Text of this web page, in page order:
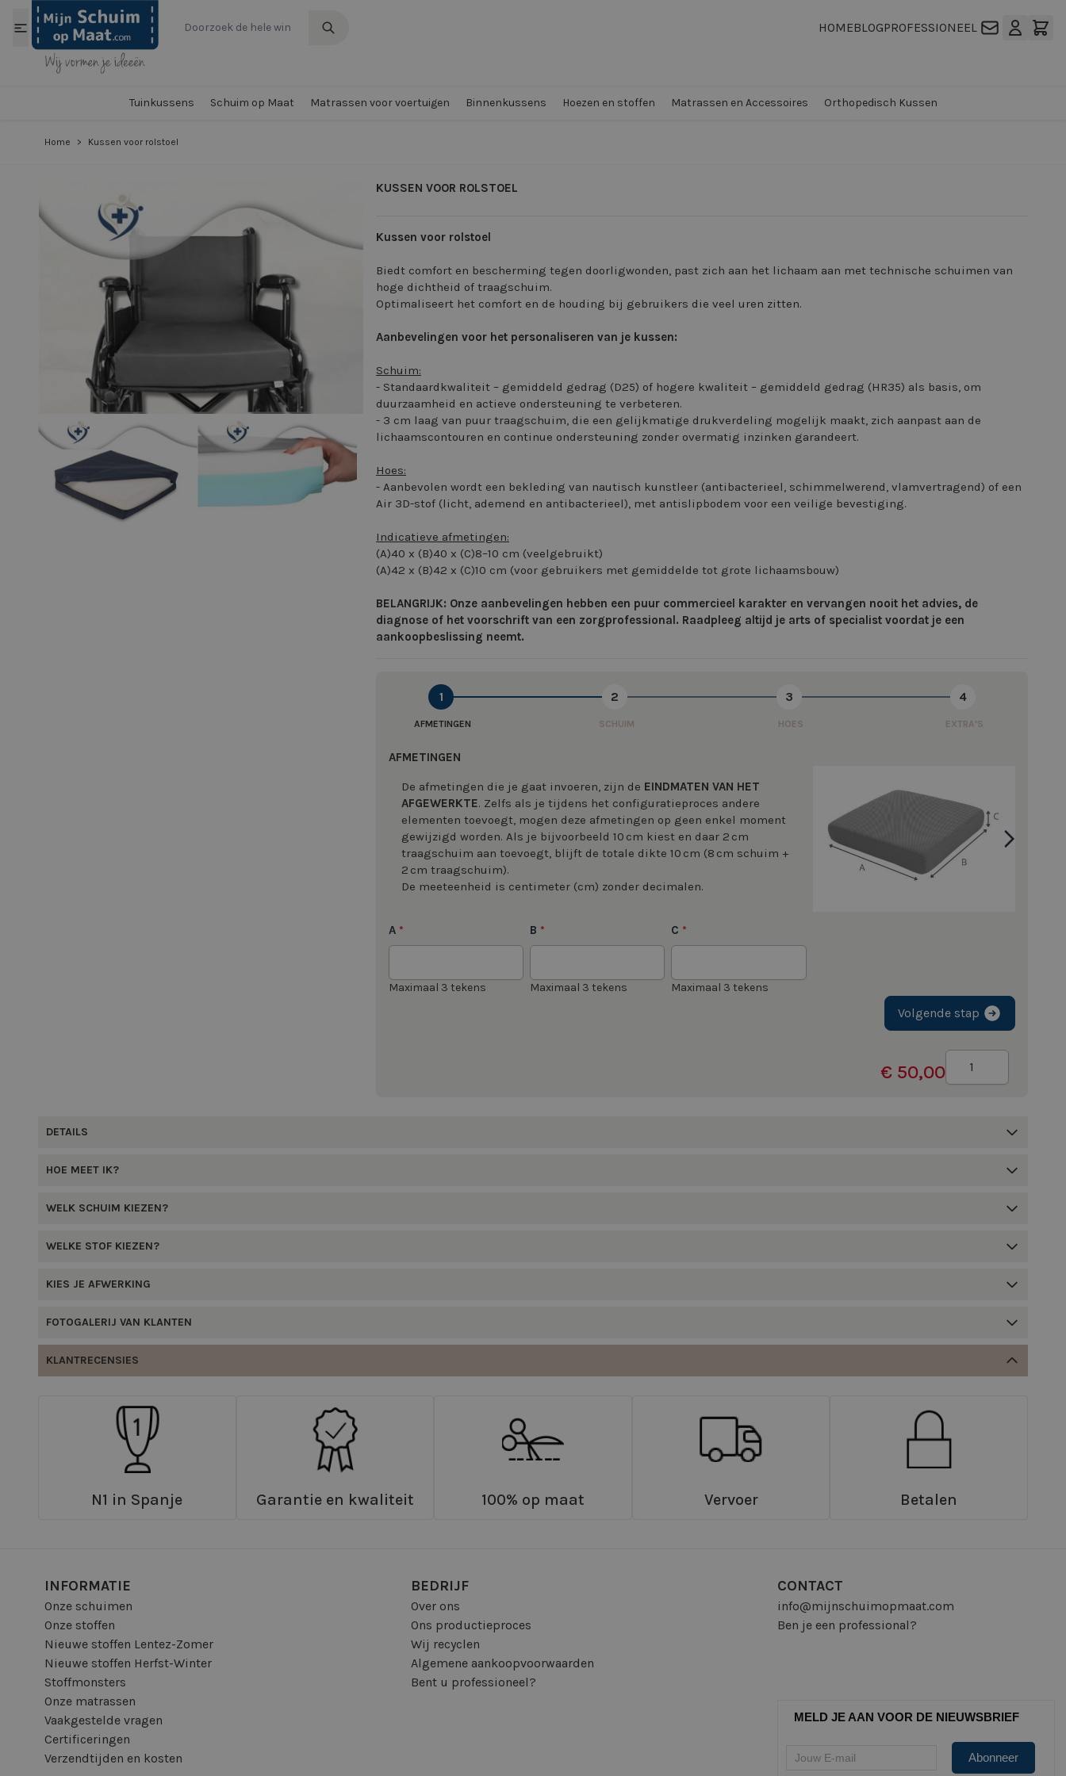
Ga naar de inhoud
HOMEBLOGPROFESSIONEEL
Tuinkussens Schuim op Maat Matrassen voor voertuigen Binnenkussens Hoezen en stoffen Matrassen en Accessoires Orthopedisch Kussen
Home > Kussen voor rolstoel
KUSSEN VOOR ROLSTOEL
View larger image
Kussen voor rolstoel
Biedt comfort en bescherming tegen doorligwonden, past zich aan het lichaam aan met technische schuimen van
hoge dichtheid of traagschuim.
Optimaliseert het comfort en de houding bij gebruikers die veel uren zitten.
Aanbevelingen voor het personaliseren van je kussen:
Schuim:
- Standaardkwaliteit – gemiddeld gedrag (D25) of hogere kwaliteit – gemiddeld gedrag (HR35) als basis, om
duurzaamheid en actieve ondersteuning te verbeteren.
- 3 cm laag van puur traagschuim, die een gelijkmatige drukverdeling mogelijk maakt, zich aanpast aan de
lichaamscontouren en continue ondersteuning zonder overmatig inzinken garandeert.
Hoes:
- Aanbevolen wordt een bekleding van nautisch kunstleer (antibacterieel, schimmelwerend, vlamvertragend) of een
Air 3D-stof (licht, ademend en antibacterieel), met antislipbodem voor een veilige bevestiging.
Indicatieve afmetingen:
(A)40 x (B)40 x (C)8–10 cm (veelgebruikt)
(A)42 x (B)42 x (C)10 cm (voor gebruikers met gemiddelde tot grote lichaamsbouw)
BELANGRIJK: Onze aanbevelingen hebben een puur commercieel karakter en vervangen nooit het advies, de
diagnose of het voorschrift van een zorgprofessional. Raadpleeg altijd je arts of specialist voordat je een
aankoopbeslissing neemt.
1
AFMETINGEN
2
SCHUIM
3
HOES
4
EXTRA'S
AFMETINGEN
De afmetingen die je gaat invoeren, zijn de EINDMATEN VAN HET
AFGEWERKTE. Zelfs als je tijdens het configuratieproces andere
elementen toevoegt, mogen deze afmetingen op geen enkel moment
gewijzigd worden. Als je bijvoorbeeld 10 cm kiest en daar 2 cm
traagschuim aan toevoegt, blijft de totale dikte 10 cm (8 cm schuim +
2 cm traagschuim).
De meeteenheid is centimeter (cm) zonder decimalen.
A *
Maximaal 3 tekens
B *
Maximaal 3 tekens
C *
Maximaal 3 tekens
Volgende stap
€ 50,00
DETAILS
HOE MEET IK?
WELK SCHUIM KIEZEN?
WELKE STOF KIEZEN?
KIES JE AFWERKING
FOTOGALERIJ VAN KLANTEN
KLANTRECENSIES
N1 in Spanje Garantie en kwaliteit 100% op maat Vervoer Betalen
INFORMATIE
Onze schuimen
Onze stoffen
Nieuwe stoffen Lentez-Zomer
Nieuwe stoffen Herfst-Winter
Stoffmonsters
Onze matrassen
Vaakgestelde vragen
Certificeringen
Verzendtijden en kosten
BEDRIJF
Over ons
Ons productieproces
Wij recyclen
Algemene aankoopvoorwaarden
Bent u professioneel?
CONTACT
info@mijnschuimopmaat.com
Ben je een professional?
MELD JE AAN VOOR DE NIEUWSBRIEF